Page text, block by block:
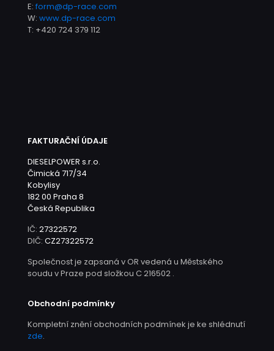
E: form@dp-race.com
W: www.dp-race.com
T: +420 724 379 112
FAKTURAČNÍ ÚDAJE
DIESELPOWER s.r.o.
Čimická 717/34
Kobylisy
182 00 Praha 8
Česká Republika
IČ: 27322572
DIČ: CZ27322572
Společnost je zapsaná v OR vedená u Městského
soudu v Praze pod složkou C 216502 .
Obchodní podmínky
Kompletní znění obchodních podmínek je ke shlédnutí
zde.